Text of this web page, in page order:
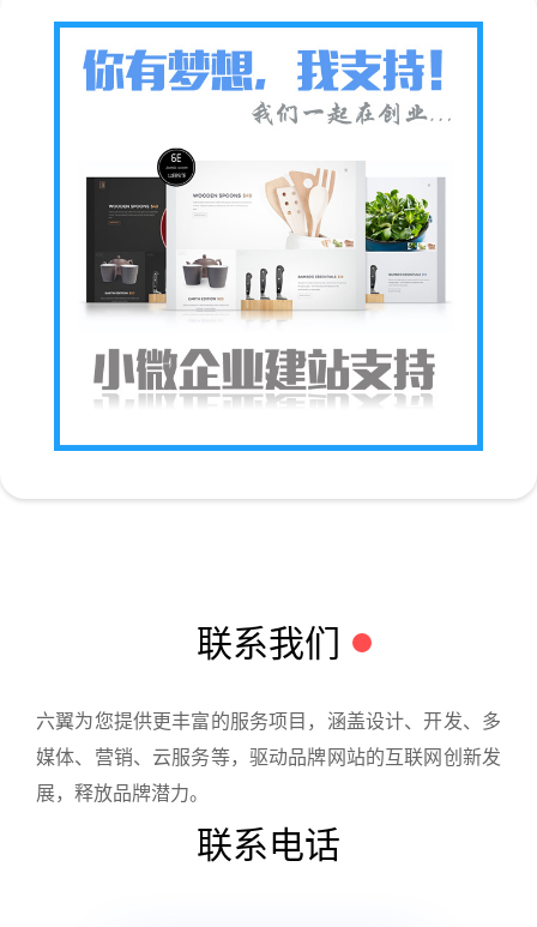
联系我们
六翼为您提供更丰富的服务项目，涵盖设计、开发、多
媒体、营销、云服务等，驱动品牌网站的互联网创新发
展，释放品牌潜力。
联系电话